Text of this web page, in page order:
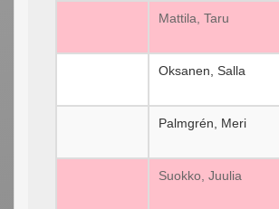
Mattila, Taru
Oksanen, Salla
Palmgrén, Meri
Suokko, Juulia